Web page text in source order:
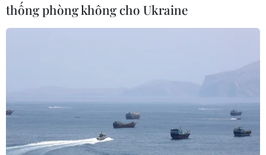
trường Hà Nội được Công ty Vàng bạc đá quý
Sài Gòn niêm yết ở mức 81,00-83,50 triệu
16.800 lượng vàng miếng
SJC, hạ giá khởi điểm 1,1
triệu đồng
thống phòng không cho Ukraine